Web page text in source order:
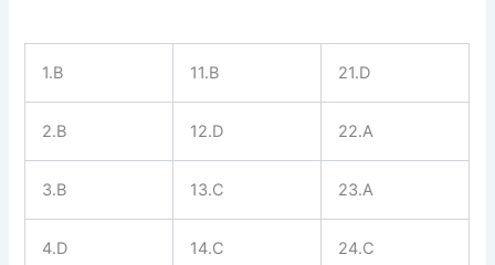
1.B 11.B 21.D
2.B 12.D 22.A
3.B 13.C 23.A
4.D 14.C 24.C